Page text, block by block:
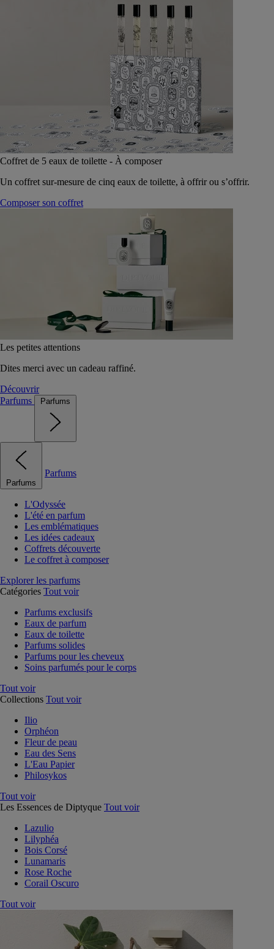
Coffret de 5 eaux de toilette - À composer
Un coffret sur-mesure de cinq eaux de toilette, à offrir ou s’offrir.
Composer son coffret
Les petites attentions
Dites merci avec un cadeau raffiné.
Découvrir
Parfums
Parfums
Parfums
Parfums
L'Odyssée
L'été en parfum
Les emblématiques
Les idées cadeaux
Coffrets découverte
Le coffret à composer
Explorer les parfums
Catégories Tout voir
Parfums exclusifs
Eaux de parfum
Eaux de toilette
Parfums solides
Parfums pour les cheveux
Soins parfumés pour le corps
Tout voir
Collections Tout voir
Ilio
Orphéon
Fleur de peau
Eau des Sens
L'Eau Papier
Philosykos
Tout voir
Les Essences de Diptyque Tout voir
Lazulio
Lilyphéa
Bois Corsé
Lunamaris
Rose Roche
Corail Oscuro
Tout voir